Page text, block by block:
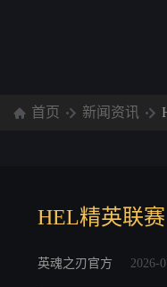
首页 新闻资讯
HEL精英联
英魂之刃官方 2026-